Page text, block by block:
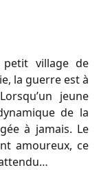
village de
la guerre est à
jeune
de la
à jamais. Le
amoureux, ce